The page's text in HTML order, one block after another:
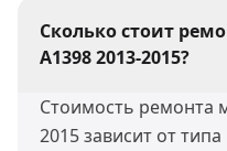
Сколько стоит
A1398 2013-2015?
Стоимость ремонта
2015 зависит от